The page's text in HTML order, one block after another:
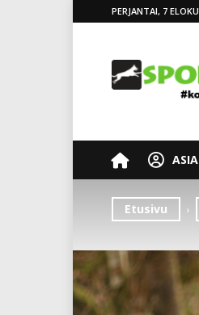
PERJANTAI, 7
Etusivu